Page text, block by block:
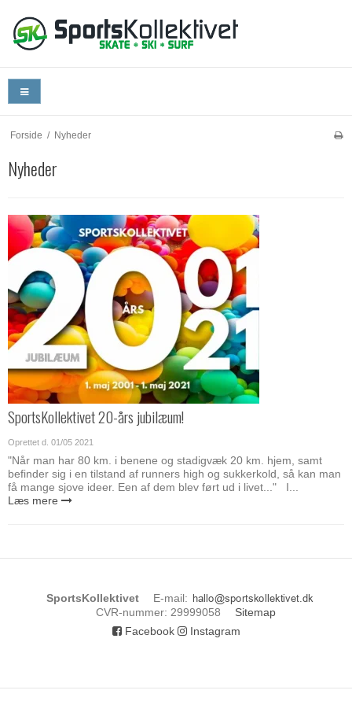
Forside / Nyheder
Nyheder
SportsKollektivet 20-års jubilæum!
Oprettet d. 01/05 2021
"Når man har 80 km. i benene og stadigvæk 20 km. hjem, samt
befinder sig i en tilstand af runners high og sukkerkold, så kan man
få mange sjove ideer. Een af dem blev ført ud i livet..." I...
Læs mere
SportsKollektivet E-mail:
CVR-nummer: 29999058
Sitemap
Facebook
Instagram